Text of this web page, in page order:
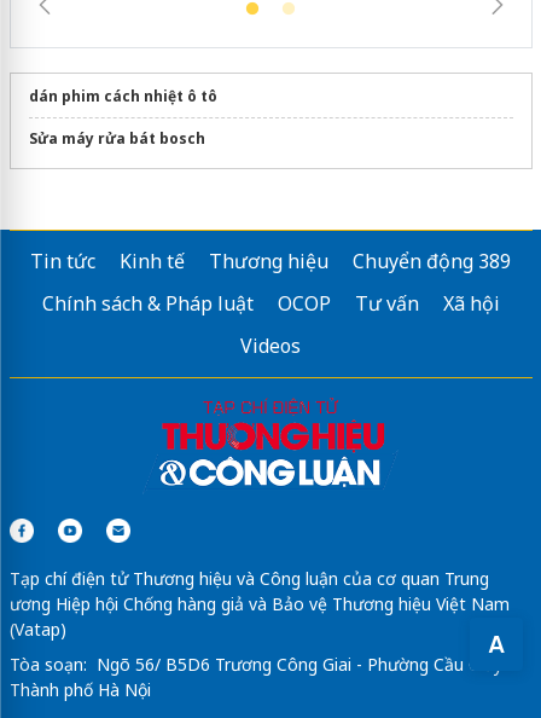
A
dán phim cách nhiệt ô tô
Sửa máy rửa bát bosch
Tin tức Kinh tế Thương hiệu
Chuyển động 389
Chính sách & Pháp luật
OCOP Tư vấn
Xã hội
Videos
Tạp chí điện tử Thương hiệu và Công luận của cơ quan Trung
ương Hiệp hội Chống hàng giả và Bảo vệ Thương hiệu Việt Nam
(Vatap)
Tòa soạn: Ngõ 56/ B5D6 Trương Công Giai - Phường Cầu Giấy -
Thành phố Hà Nội